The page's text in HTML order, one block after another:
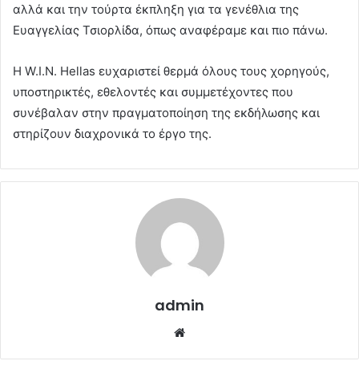
αλλά και την τούρτα έκπληξη για τα γενέθλια της
Ευαγγελίας Τσιορλίδα, όπως αναφέραμε και πιο πάνω.
Η W.I.N. Hellas ευχαριστεί θερμά όλους τους χορηγούς,
υποστηρικτές, εθελοντές και συμμετέχοντες που
συνέβαλαν στην πραγματοποίηση της εκδήλωσης και
στηρίζουν διαχρονικά το έργο της.
admin